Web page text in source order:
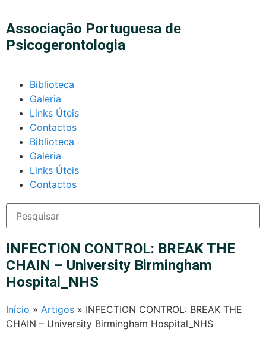
Associação Portuguesa de
Psicogerontologia
Biblioteca
Galeria
Links Úteis
Contactos
Biblioteca
Galeria
Links Úteis
Contactos
INFECTION CONTROL: BREAK THE
CHAIN – University Birmingham
Hospital_NHS
Início » Artigos » INFECTION CONTROL: BREAK THE
CHAIN – University Birmingham Hospital_NHS